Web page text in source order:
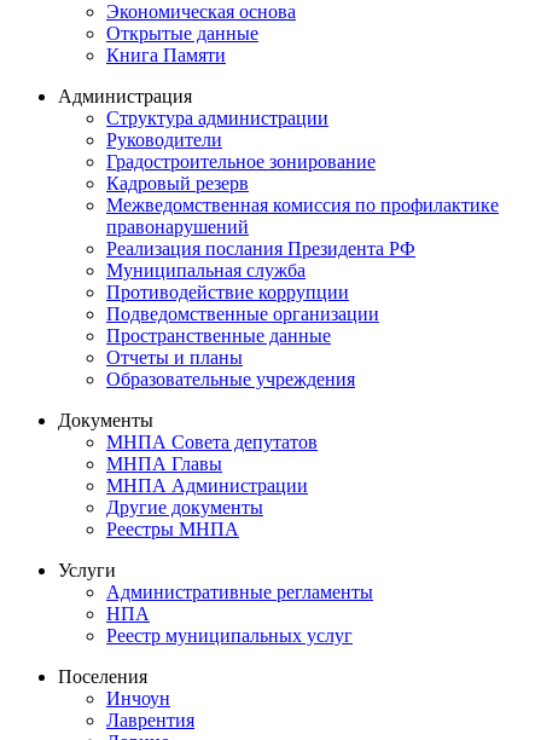
Экономическая основа
Открытые данные
Книга Памяти
Администрация
Структура администрации
Руководители
Градостроительное зонирование
Кадровый резерв
Межведомственная комиссия по профилактике
правонарушений
Реализация послания Президента РФ
Муниципальная служба
Противодействие коррупции
Подведомственные организации
Пространственные данные
Отчеты и планы
Образовательные учреждения
Документы
МНПА Совета депутатов
МНПА Главы
МНПА Администрации
Другие документы
Реестры МНПА
Услуги
Административные регламенты
НПА
Реестр муниципальных услуг
Поселения
Инчоун
Лаврентия